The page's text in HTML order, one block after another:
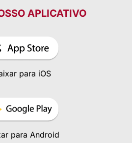
APLICATIVO
para iOS
para Android